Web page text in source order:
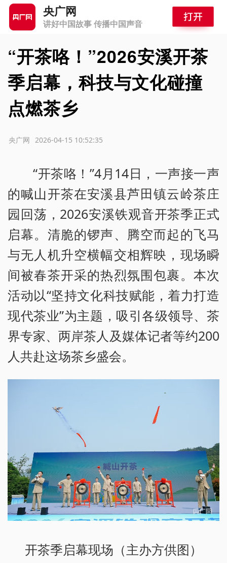
央广网
讲好中国故事 传播中国声音
“开茶咯！”2026安溪开茶
季启幕，科技与文化碰撞
点燃茶乡
2026-04-15 10:52:35
央广网
“开茶咯！”4月14日，一声接一声
的喊山开茶在安溪县芦田镇云岭茶庄
园回荡，2026安溪铁观音开茶季正式
启幕。清脆的锣声、腾空而起的飞马
与无人机升空横幅交相辉映，现场瞬
间被春茶开采的热烈氛围包裹。本次
活动以“坚持文化科技赋能，着力打造
现代茶业”为主题，吸引各级领导、茶
界专家、两岸茶人及媒体记者等约200
人共赴这场茶乡盛会。
开茶季启幕现场（主办方供图）